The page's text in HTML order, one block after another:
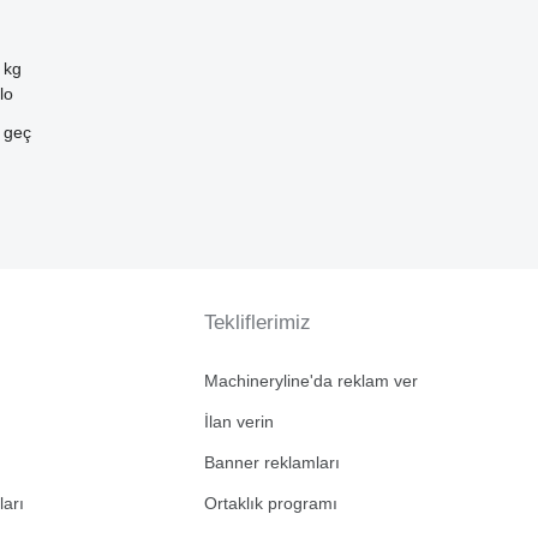
geç
Tekliflerimiz
Machineryline'da reklam ver
İlan verin
Banner reklamları
Ortaklık programı